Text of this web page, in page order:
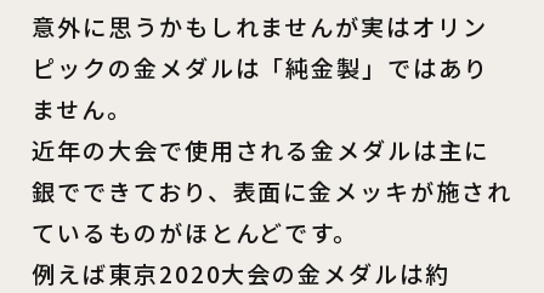
意外に思うかもしれませんが実はオリン
ピックの金メダルは「純金製」ではあり
ません。
近年の大会で使用される金メダルは主に
銀でできており、表面に金メッキが施され
ているものがほとんどです。
例えば東京2020大会の金メダルは約